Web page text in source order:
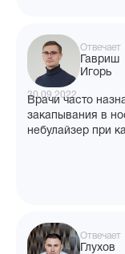
Отвечает
Гавриш
Игорь
30.09.2022
Врачи часто
закапывания в
небулайзер при
Отвечает
Глухов